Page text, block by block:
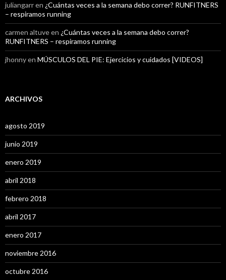
juliangarren ¿Cuántas veces a la semana debo correr? RUNFITNERS
– respiramos running
carmen altuveen ¿Cuántas veces a la semana debo correr?
RUNFITNERS – respiramos running
jhonnyen MÚSCULOS DEL PIE: Ejercicios y cuidados [VIDEOS]
ARCHIVOS
agosto 2019
junio 2019
enero 2019
abril 2018
febrero 2018
abril 2017
enero 2017
noviembre 2016
octubre 2016